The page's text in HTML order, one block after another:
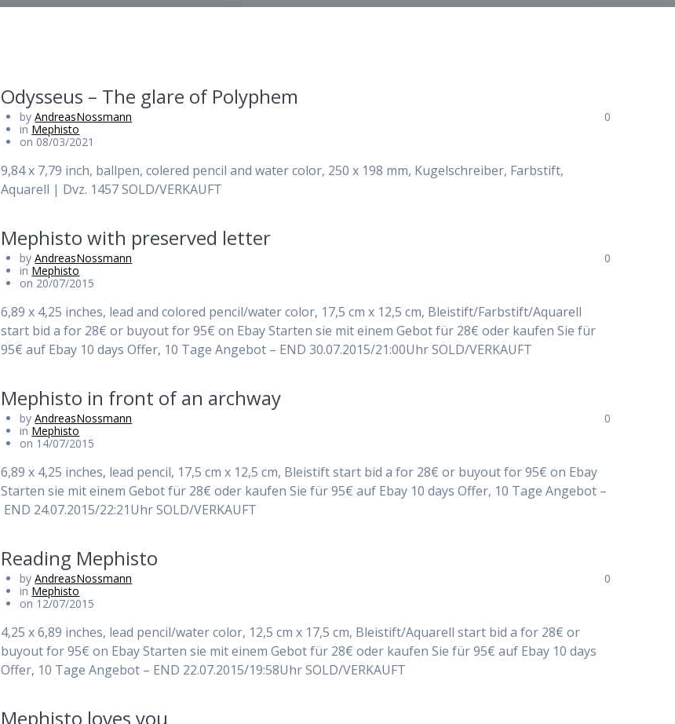
Odysseus – The glare of Polyphem
byAndreasNossmann
in Mephisto
on 08/03/2021
0
9,84 x 7,79 inch, ballpen, colered pencil and water color, 250 x 198 mm, Kugelschreiber, Farbstift,
Aquarell | Dvz. 1457 SOLD/VERKAUFT
Mephisto with preserved letter
byAndreasNossmann
in Mephisto
on 20/07/2015
0
6,89 x 4,25 inches, lead and colored pencil/water color, 17,5 cm x 12,5 cm, Bleistift/Farbstift/Aquarell
start bid a for 28€ or buyout for 95€ on Ebay Starten sie mit einem Gebot für 28€ oder kaufen Sie für
95€ auf Ebay 10 days Offer, 10 Tage Angebot – END 30.07.2015/21:00Uhr SOLD/VERKAUFT
Mephisto in front of an archway
byAndreasNossmann
in Mephisto
on 14/07/2015
0
6,89 x 4,25 inches, lead pencil, 17,5 cm x 12,5 cm, Bleistift start bid a for 28€ or buyout for 95€ on Ebay
Starten sie mit einem Gebot für 28€ oder kaufen Sie für 95€ auf Ebay 10 days Offer, 10 Tage Angebot –
END 24.07.2015/22:21Uhr SOLD/VERKAUFT
Reading Mephisto
byAndreasNossmann
in Mephisto
on 12/07/2015
0
4,25 x 6,89 inches, lead pencil/water color, 12,5 cm x 17,5 cm, Bleistift/Aquarell start bid a for 28€ or
buyout for 95€ on Ebay Starten sie mit einem Gebot für 28€ oder kaufen Sie für 95€ auf Ebay 10 days
Offer, 10 Tage Angebot – END 22.07.2015/19:58Uhr SOLD/VERKAUFT
Mephisto loves you